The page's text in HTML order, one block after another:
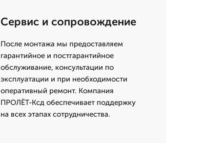
Сервис и сопровождение
После монтажа мы предоставляем
гарантийное и постгарантийное
обслуживание, консультации по
эксплуатации и при необходимости
оперативный ремонт. Компания
ПРОЛЁТ-Ксд обеспечивает поддержку
на всех этапах сотрудничества.